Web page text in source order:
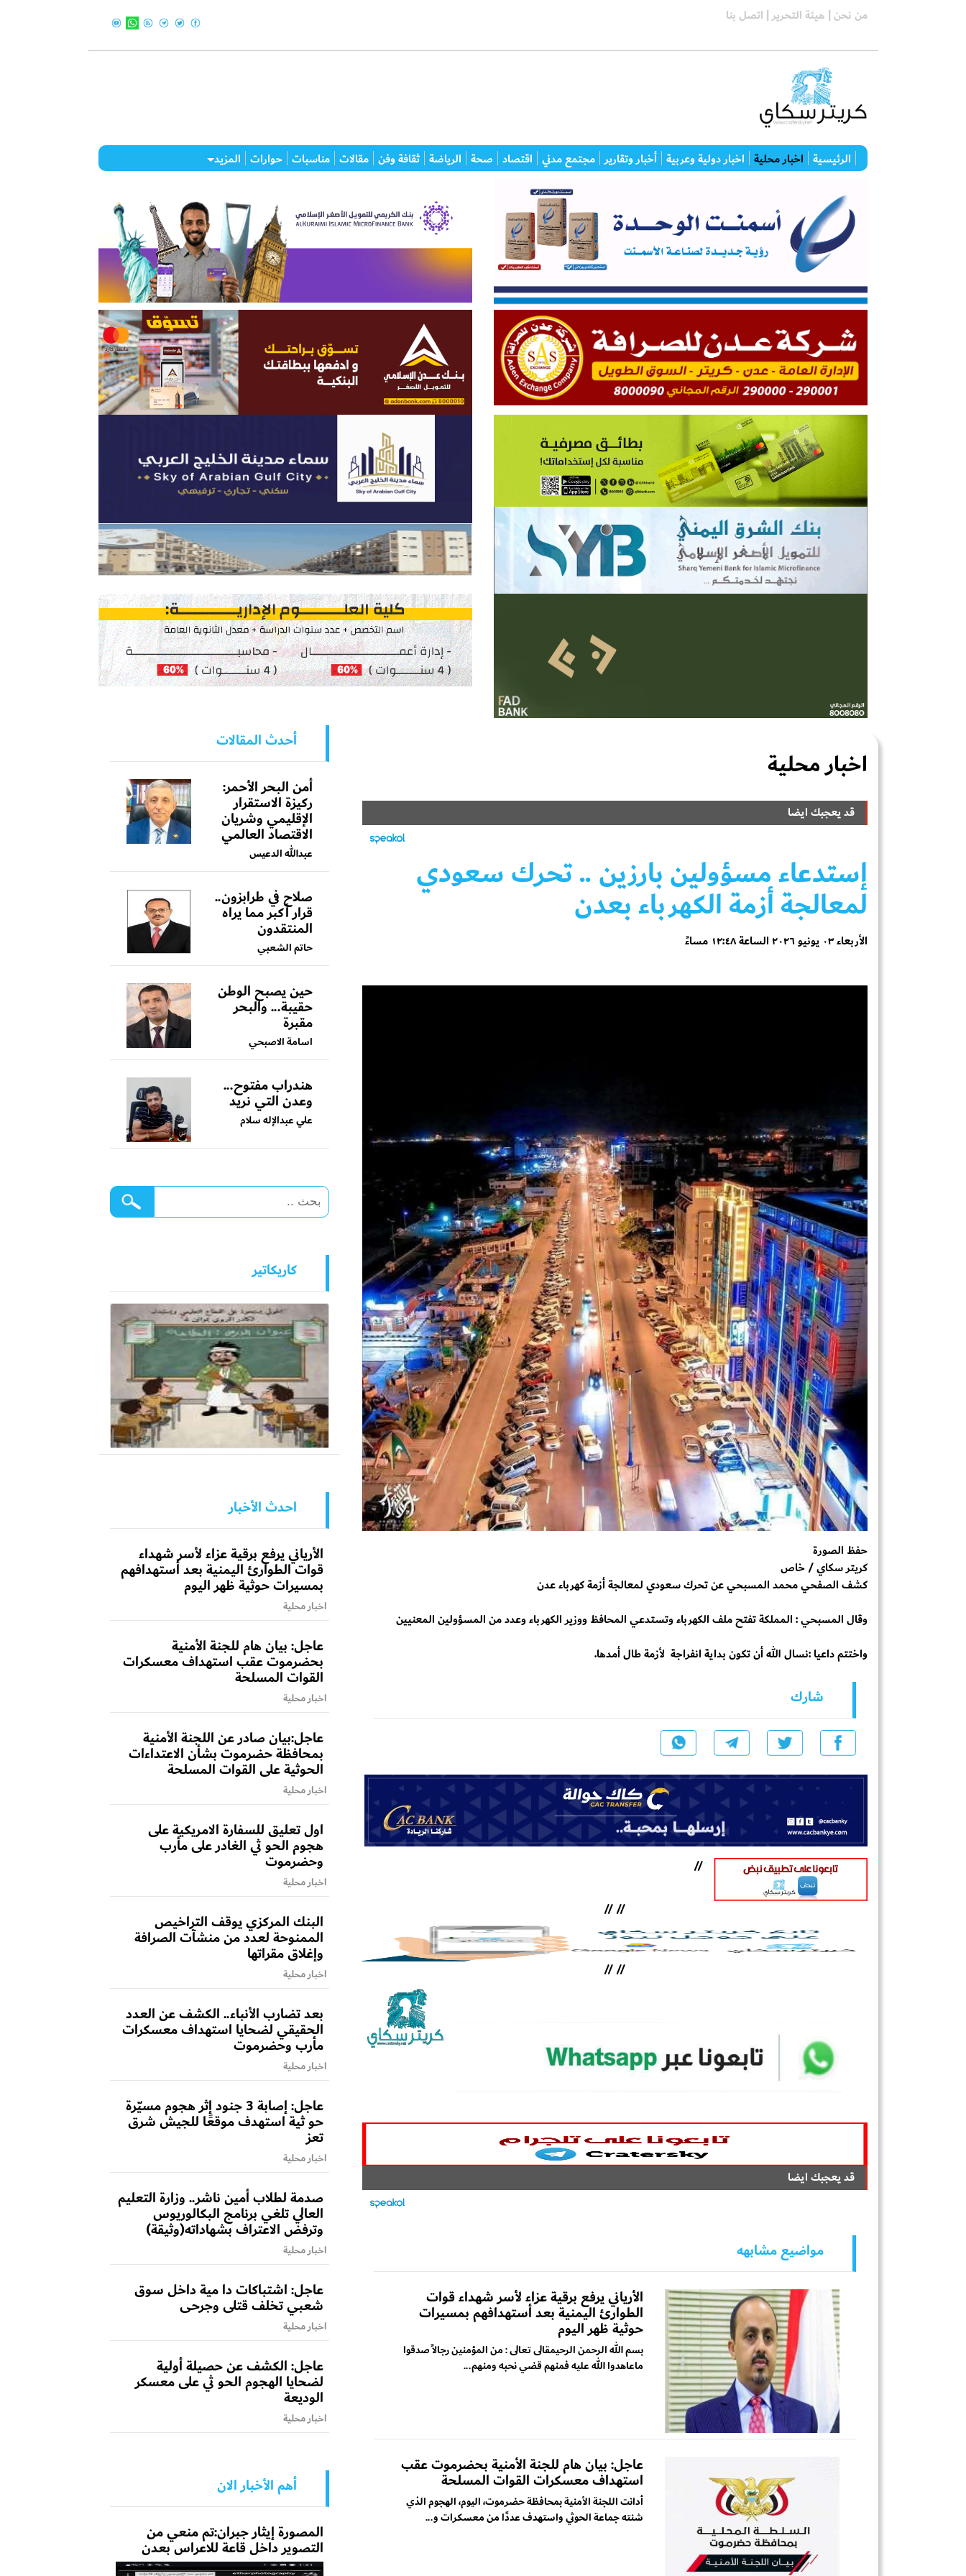
من نحن | هيئة التحرير | اتصل بنا
الرئيسية اخبار محلية اخبار دولية وعربية أخبار وتقارير مجتمع مدني اقتصاد صحة الرياضة ثقافة وفن مقالات مناسبات حوارات المزيد
اخبار محلية
قد يعجبك ايضا
إستدعاء مسؤولين بارزين .. تحرك سعودي
لمعالجة أزمة الكهرباء بعدن
الأربعاء ٠٣ يونيو ٢٠٢٦ الساعة ١٢:٤٨ مساءً
حفظ الصورة
كريتر سكاي / خاص
كشف الصفحي محمد المسبحي عن تحرك سعودي لمعالجة أزمة كهرباء عدن
وقال المسبحي : المملكة تفتح ملف الكهرباء وتستدعي المحافظ ووزير الكهرباء وعدد من المسؤولين المعنيين
واختتم داعيا :نسال الله أن تكون بداية انفراجة لأزمة طال أمدها.
شارك
//
//
//
//
//
قد يعجبك ايضا
مواضيع مشابهه
الأرياني يرفع برقية عزاء لأسر شهداء قوات
الطوارئ اليمنية بعد أستهدافهم بمسيرات
حوثية ظهر اليوم
بسم الله الرحمن الرحيمقالى تعالى : من المؤمنين رجالاً صدقوا
ماعاهدوا الله عليه فمنهم قضي نحبه ومنهم...
عاجل: بيان هام للجنة الأمنية بحضرموت عقب
استهداف معسكرات القوات المسلحة
أدانت اللجنة الأمنية بمحافظة حضرموت، اليوم، الهجوم الذي
شنته جماعة الحوثي واستهدف عددًا من معسكرات و...
أحدث المقالات
أمن البحر الأحمر:
ركيزة الاستقرار
الإقليمي وشريان
الاقتصاد العالمي
عبدالله الدعيس
صلاح في طرابزون..
قرار أكبر مما يراه
المنتقدون
حاتم الشعبي
حين يصبح الوطن
حقيبة... والبحر
مقبرة
اسامة الاصبحي
هندراب مفتوح...
وعدن التي نريد
علي عبدالإله سلام
كاريكاتير
احدث الأخبار
الأرياني يرفع برقية عزاء لأسر شهداء
قوات الطوارئ اليمنية بعد أستهدافهم
بمسيرات حوثية ظهر اليوم
اخبار محلية
عاجل: بيان هام للجنة الأمنية
بحضرموت عقب استهداف معسكرات
القوات المسلحة
اخبار محلية
عاجل:بيان صادر عن اللجنة الأمنية
بمحافظة حضرموت بشأن الاعتداءات
الحوثية على القوات المسلحة
اخبار محلية
اول تعليق للسفارة الامريكية على
هجوم الحو ثي الغادر على مأرب
وحضرموت
اخبار محلية
البنك المركزي يوقف التراخيص
الممنوحة لعدد من منشآت الصرافة
وإغلاق مقراتها
اخبار محلية
بعد تضارب الأنباء.. الكشف عن العدد
الحقيقي لضحايا استهداف معسكرات
مأرب وحضرموت
اخبار محلية
عاجل: إصابة 3 جنود إثر هجوم مسيّرة
حو ثية استهدف موقعًا للجيش شرق
تعز
اخبار محلية
صدمة لطلاب أمين ناشر.. وزارة التعليم
العالي تلغي برنامج البكالوريوس
وترفض الاعتراف بشهاداته(وثيقة)
اخبار محلية
عاجل: اشتباكات دا مية داخل سوق
شعبي تخلف قتلى وجرحى
اخبار محلية
عاجل: الكشف عن حصيلة أولية
لضحايا الهجوم الحو ثي على معسكر
الوديعة
اخبار محلية
أهم الأخبار الان
المصورة إيثار جبران:تم منعي من
التصوير داخل قاعة للاعراس بعدن